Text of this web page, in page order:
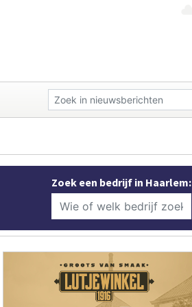
Zoek een bedrijf in Haarlem: